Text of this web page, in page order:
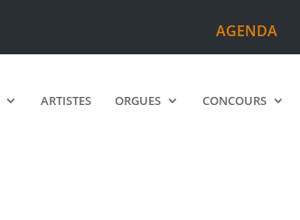
AGENDA
ARTISTES ORGUES CONCOURS